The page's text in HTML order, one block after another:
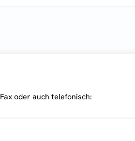
oder auch telefonisch: